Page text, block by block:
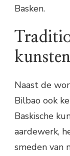
Basken.
kunsten
Naast de
Bilbao ook
Baskische
aardewerk,
smeden van